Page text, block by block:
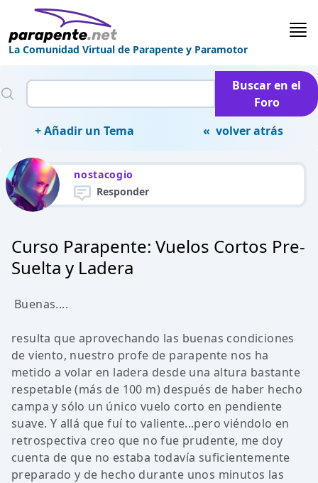
La Comunidad Virtual de Parapente y Paramotor
Buscar en el
Foro
+ Añadir un Tema
« volver atrás
nostacogio
Responder
Curso Parapente: Vuelos Cortos Pre-
Suelta y Ladera
Buenas....
resulta que aprovechando las buenas condiciones
de viento, nuestro profe de parapente nos ha
metido a volar en ladera desde una altura bastante
respetable (más de 100 m) después de haber hecho
campa y sólo un único vuelo corto en pendiente
suave. Y allá que fuí to valiente...pero viéndolo en
retrospectiva creo que no fue prudente, me doy
cuenta de que no estaba todavía suficientemente
preparado y de hecho durante unos minutos las